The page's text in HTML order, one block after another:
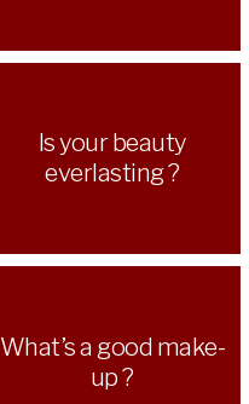
Is your beauty
everlasting ?
What’s a good make-
up ?